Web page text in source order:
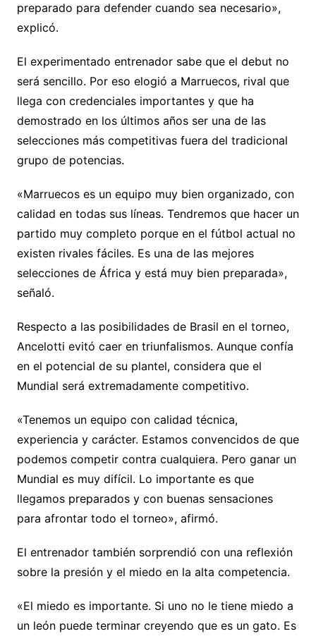
preparado para defender cuando sea necesario»,
explicó.
El experimentado entrenador sabe que el debut no
será sencillo. Por eso elogió a Marruecos, rival que
llega con credenciales importantes y que ha
demostrado en los últimos años ser una de las
selecciones más competitivas fuera del tradicional
grupo de potencias.
«Marruecos es un equipo muy bien organizado, con
calidad en todas sus líneas. Tendremos que hacer un
partido muy completo porque en el fútbol actual no
existen rivales fáciles. Es una de las mejores
selecciones de África y está muy bien preparada»,
señaló.
Respecto a las posibilidades de Brasil en el torneo,
Ancelotti evitó caer en triunfalismos. Aunque confía
en el potencial de su plantel, considera que el
Mundial será extremadamente competitivo.
«Tenemos un equipo con calidad técnica,
experiencia y carácter. Estamos convencidos de que
podemos competir contra cualquiera. Pero ganar un
Mundial es muy difícil. Lo importante es que
llegamos preparados y con buenas sensaciones
para afrontar todo el torneo», afirmó.
El entrenador también sorprendió con una reflexión
sobre la presión y el miedo en la alta competencia.
«El miedo es importante. Si uno no le tiene miedo a
un león puede terminar creyendo que es un gato. Es